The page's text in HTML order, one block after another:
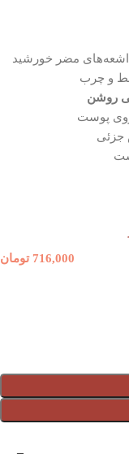
اشعه‌های مضر خورشید
و چرب
روشن
پوست
جزئی
716,000 تومان